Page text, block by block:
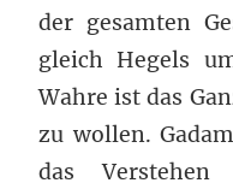
der gesamten
gleich Hegels
Wahre ist das
zu wollen.
das Verstehen